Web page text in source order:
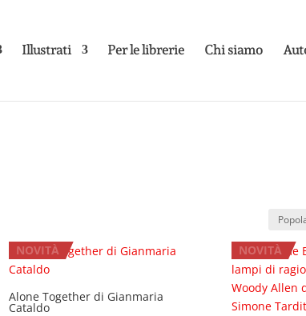
Illustrati Per le librerie Chi siamo
NOVITÀ
Alone Together di Gianmaria
Cataldo
NOVITÀ